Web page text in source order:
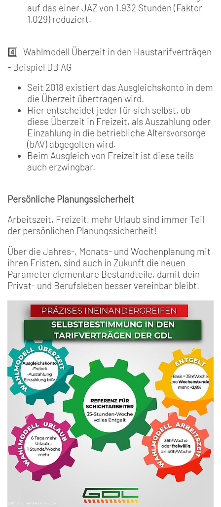
auf das einer JAZ von 1.932 Stunden (Faktor
1,029) reduziert.
4️⃣ Wahlmodell Überzeit in den Haustarifverträgen
- Beispiel DB AG
Seit 2018 existiert das Ausgleichskonto in dem
die Überzeit übertragen wird.
Hier entscheidet jeder für sich selbst, ob
diese Überzeit in Freizeit, als Auszahlung oder
Einzahlung in die betriebliche Altersvorsorge
(bAV) abgegolten wird.
Beim Ausgleich von Freizeit ist diese teils
auch erzwingbar.
Persönliche Planungssicherheit
Arbeitszeit, Freizeit, mehr Urlaub sind immer Teil
der persönlichen Planungssicherheit!
Über die Jahres-, Monats- und Wochenplanung mit
ihren Fristen, sind auch in Zukunft die neuen
Parameter elementare Bestandteile, damit dein
Privat- und Berufsleben besser vereinbar bleibt.